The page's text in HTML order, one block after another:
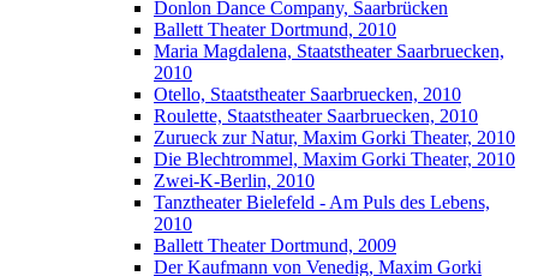
Donlon Dance Company, Saarbrücken
Ballett Theater Dortmund, 2010
Maria Magdalena, Staatstheater Saarbruecken,
2010
Otello, Staatstheater Saarbruecken, 2010
Roulette, Staatstheater Saarbruecken, 2010
Zurueck zur Natur, Maxim Gorki Theater, 2010
Die Blechtrommel, Maxim Gorki Theater, 2010
Zwei-K-Berlin, 2010
Tanztheater Bielefeld - Am Puls des Lebens,
2010
Ballett Theater Dortmund, 2009
Der Kaufmann von Venedig, Maxim Gorki